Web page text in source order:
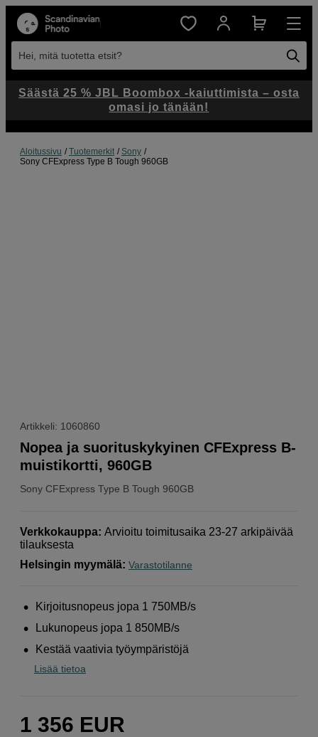
Hei, mitä tuotetta etsit?
Aloitussivu Tuotemerkit
Sony
Sony CFExpress Type B Tough 960GB
Artikkeli: 1060860
Sony CFExpress Type B Tough 960GB
Nopea ja suorituskykyinen CFExpress B-
muistikortti, 960GB
Verkkokauppa: Arvioitu toimitusaika 23-27 arkipäivää
tilauksesta
Helsingin myymälä: Varastotilanne
Kirjoitusnopeus jopa 1 750MB/s
Lukunopeus jopa 1 850MB/s
Kestää vaativia työympäristöjä
Lisää tietoa
1 356 EUR
Säästä 25 % JBL Boombox -kaiuttimista – osta
omasi jo tänään!